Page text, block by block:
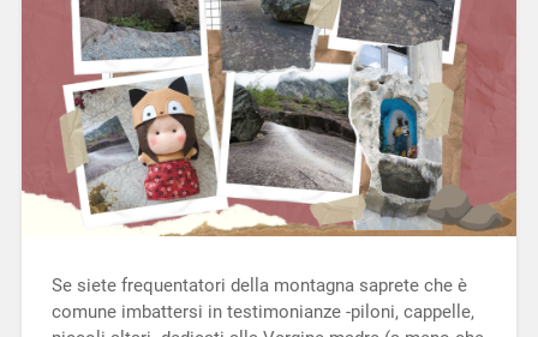
Se siete frequentatori della montagna saprete che è
comune imbattersi in testimonianze -piloni, cappelle,